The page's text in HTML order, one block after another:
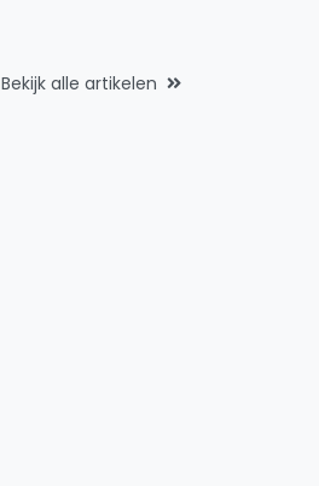
Bekijk alle artikelen